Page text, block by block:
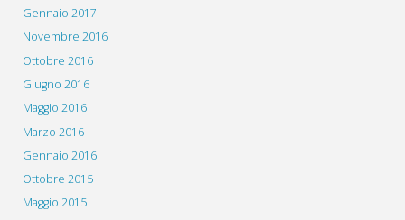
Gennaio 2017
Novembre 2016
Ottobre 2016
Giugno 2016
Maggio 2016
Marzo 2016
Gennaio 2016
Ottobre 2015
Maggio 2015